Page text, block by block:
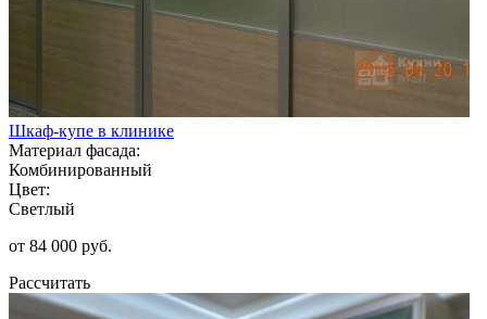
Шкаф-купе в клинике
Материал фасада:
Комбинированный
Цвет:
Светлый
от 84 000 руб.
Рассчитать